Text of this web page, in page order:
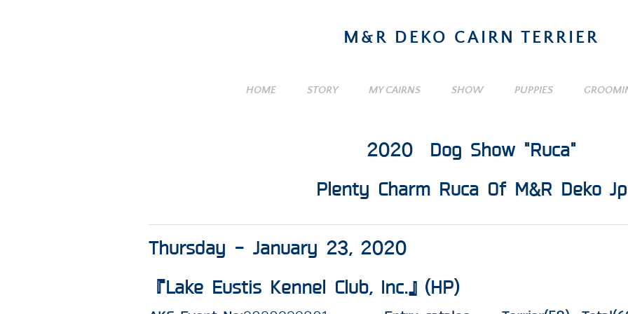
M&R DEKO CAIRN TERRIER
HOME STORY MY CAIRNS SHOW PUPPIES
​2020 Dog Show "Ruca"
​Plenty Charm Ruca Of M&R Deko Jp
Thursday - January 23, 2020​
『Lake Eustis Kennel Club, Inc.』( HP)